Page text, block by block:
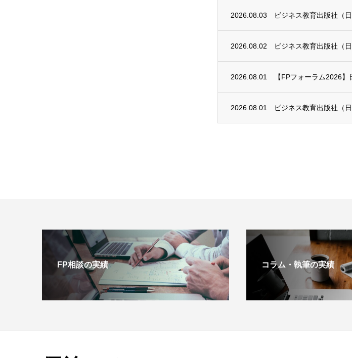
2026.08.03 ビジネス教育出版社（
2026.08.02 ビジネス教育出版社（
2026.08.01 【FPフォーラム2026
2026.08.01 ビジネス教育出版社（
FP相談の実績 コラム・執筆の実績